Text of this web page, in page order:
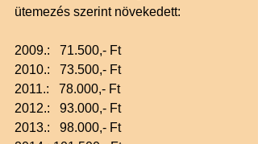
ütemezés szerint növekedett:
2009.:   71.500,- Ft
2010.:   73.500,- Ft
2011.:   78.000,- Ft
2012.:   93.000,- Ft
2013.:   98.000,- Ft